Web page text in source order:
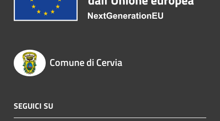
Comune di Cervia
SEGUICI SU